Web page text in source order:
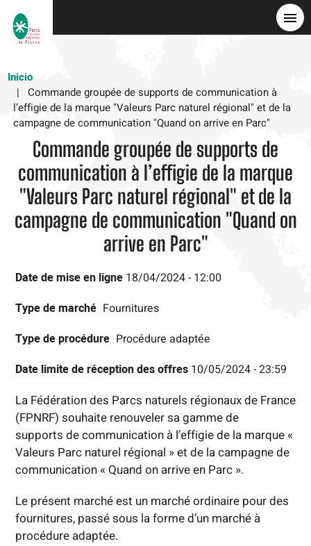
Inicio
Commande groupée de supports de communication à
l’effigie de la marque "Valeurs Parc naturel régional" et de la
campagne de communication "Quand on arrive en Parc"
Commande groupée de supports de
communication à l’effigie de la marque
"Valeurs Parc naturel régional" et de la
campagne de communication "Quand on
arrive en Parc"
Date de mise en ligne 18/04/2024 - 12:00
Type de marché Fournitures
Type de procédure Procédure adaptée
Date limite de réception des offres 10/05/2024 - 23:59
La Fédération des Parcs naturels régionaux de France
(FPNRF) souhaite renouveler sa gamme de
supports de communication à l’effigie de la marque «
Valeurs Parc naturel régional » et de la campagne de
communication « Quand on arrive en Parc ».
Le présent marché est un marché ordinaire pour des
fournitures, passé sous la forme d’un marché à
procédure adaptée.